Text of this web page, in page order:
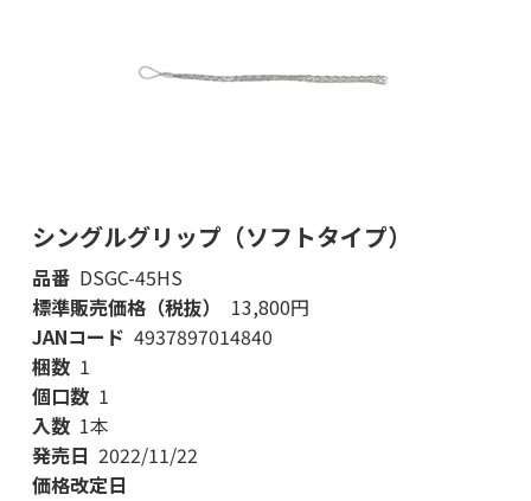
シングルグリップ（ソフトタイプ）
品番 DSGC-45HS
標準販売価格（税抜）
13,800円
JANコード 4937897014840
梱数 1
個口数 1
入数 1本
発売日 2022/11/22
価格改定日